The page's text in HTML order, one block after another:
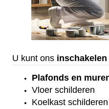
U kunt ons inschakelen
Plafonds en
Vloer schilderen
Koelkast schilderen